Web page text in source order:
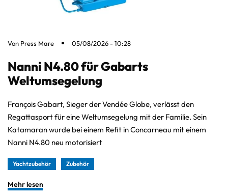
Von Press Mare 05/08/2026 - 10:28
Nanni N4.80 für Gabarts
Weltumsegelung
François Gabart, Sieger der Vendée Globe, verlässt den
Regattasport für eine Weltumsegelung mit der Familie. Sein
Katamaran wurde bei einem Refit in Concarneau mit einem
Nanni N4.80 neu motorisiert
Yachtzubehör Zubehör
Mehr lesen